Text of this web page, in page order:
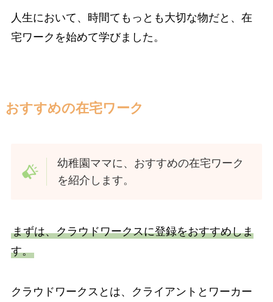
人生において、時間てもっとも大切な物だと、在
宅ワークを始めて学びました。
おすすめの在宅ワーク
幼稚園ママに、おすすめの在宅ワーク
を紹介します。
まずは、クラウドワークスに登録をおすすめしま
す。
クラウドワークスとは、クライアントとワーカー